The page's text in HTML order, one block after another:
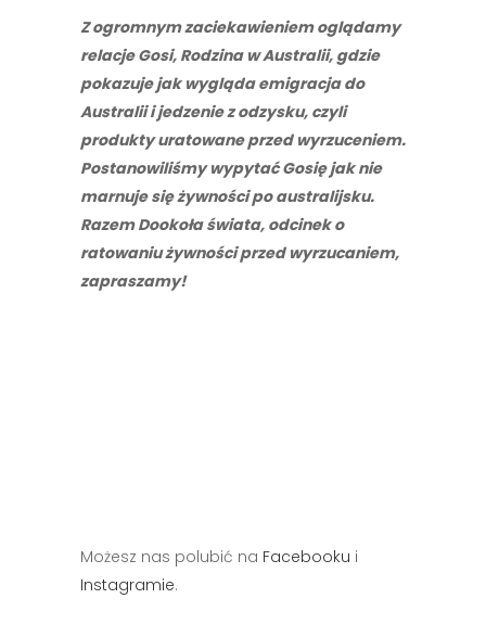
Z ogromnym zaciekawieniem oglądamy
relacje Gosi, Rodzina w Australii, gdzie
pokazuje jak wygląda emigracja do
Australii i jedzenie z odzysku, czyli
produkty uratowane przed wyrzuceniem.
Postanowiliśmy wypytać Gosię jak nie
marnuje się żywności po australijsku.
Razem Dookoła świata, odcinek o
ratowaniu żywności przed wyrzucaniem,
zapraszamy!
Możesz nas polubić na Facebooku i
Instagramie.